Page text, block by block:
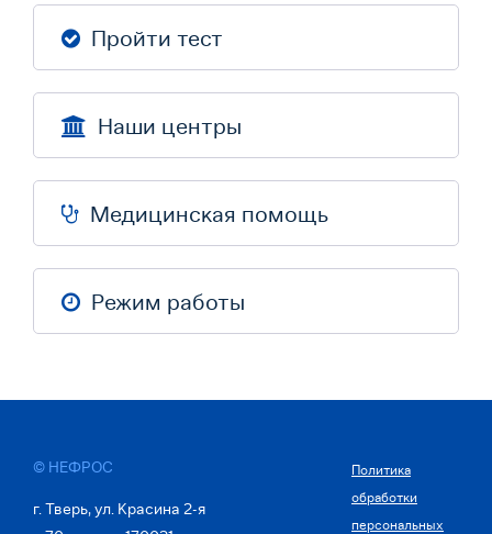
Пройти тест
Наши центры
Медицинская помощь
Режим работы
© НЕФРОС
г. Тверь, ул. Красина 2-я
Политика
обработки
персональных